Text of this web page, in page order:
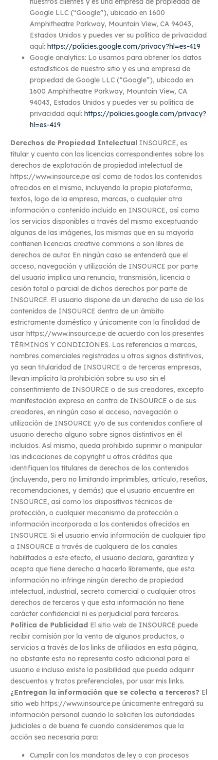
Google LLC (“Google”), ubicado en 1600
Amphitheatre Parkway, Mountain View, CA 94043,
Estados Unidos y puedes ver su política de privacidad
aquí:https://policies.google.com/privacy?hl=es-419
Google analytics: Lo usamos para obtener los datos
estadísticos de nuestro sitio y es una empresa de
propiedad de Google LLC (“Google”), ubicado en
1600 Amphitheatre Parkway, Mountain View, CA
94043, Estados Unidos y puedes ver su política de
privacidad aquí:https://policies.google.com/privacy?
hl=es-419
Derechos de Propiedad Intelectual INSOURCE, es
titular y cuenta con las licencias correspondientes sobre los
derechos de explotación de propiedad intelectual de
https://www.insource.pe así como de todos los contenidos
ofrecidos en el mismo, incluyendo la propia plataforma,
textos, logo de la empresa, marcas, o cualquier otra
información o contenido incluido en INSOURCE, así como
los servicios disponibles a través del mismo exceptuando
algunas de las imágenes, las mismas que en su mayoría
contienen licencias creative commons o son libres de
derechos de autor. En ningún caso se entenderá que el
acceso, navegación y utilización de INSOURCE por parte
del usuario implica una renuncia, transmisión, licencia o
cesión total o parcial de dichos derechos por parte de
INSOURCE. El usuario dispone de un derecho de uso de los
contenidos de INSOURCE dentro de un ámbito
estrictamente doméstico y únicamente con la finalidad de
usar https://www.insource.pe de acuerdo con los presentes
TÉRMINOS Y CONDICIONES. Las referencias a marcas,
nombres comerciales registrados u otros signos distintivos,
ya sean titularidad de INSOURCE o de terceras empresas,
llevan implícita la prohibición sobre su uso sin el
consentimiento de INSOURCE o de sus creadores, excepto
manifestación expresa en contra de INSOURCE o de sus
creadores, en ningún caso el acceso, navegación o
utilización de INSOURCE y/o de sus contenidos confiere al
usuario derecho alguno sobre signos distintivos en él
incluidos. Así mismo, queda prohibido suprimir o manipular
las indicaciones de copyright u otros créditos que
identifiquen los titulares de derechos de los contenidos
(incluyendo, pero no limitando imprimibles, artículo, reseñas,
recomendaciones, y demás) que el usuario encuentre en
INSOURCE, así como los dispositivos técnicos de
protección, o cualquier mecanismo de protección o
información incorporada a los contenidos ofrecidos en
INSOURCE. Si el usuario envía información de cualquier tipo
a INSOURCE a través de cualquiera de los canales
habilitados a este efecto, el usuario declara, garantiza y
acepta que tiene derecho a hacerlo libremente, que esta
información no infringe ningún derecho de propiedad
intelectual, industrial, secreto comercial o cualquier otros
derechos de terceros y que esta información no tiene
carácter confidencial ni es perjudicial para terceros.
Política de Publicidad El sitio web de INSOURCE puede
recibir comisión por la venta de algunos productos, o
servicios a través de los links de afiliados en esta página,
no obstante esto no representa costo adicional para el
usuario e incluso existe la posibilidad que pueda adquirir
descuentos y tratos preferenciales, por usar mis links.
¿Entregan la información que se colecta a terceros? El
sitio web https://www.insource.pe únicamente entregará su
información personal cuando lo soliciten las autoridades
judiciales o de buena fe cuando consideremos que la
acción sea necesaria para:
Cumplir con los mandatos de ley o con procesos